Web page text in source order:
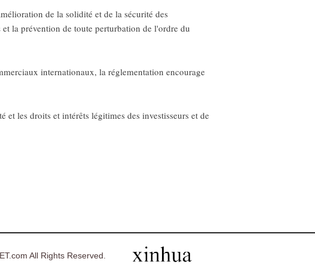
de la solidité et de la sécurité des
la prévention de toute perturbation de l'ordre du
internationaux, la réglementation encourage
les droits et intérêts légitimes des investisseurs et de
All Rights Reserved.